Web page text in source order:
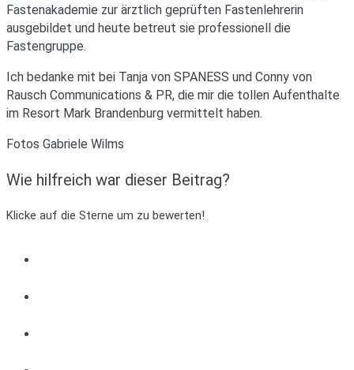
Fastenakademie zur ärztlich geprüften Fastenlehrerin
ausgebildet und heute betreut sie professionell die
Fastengruppe.
Ich bedanke mit bei Tanja von SPANESS und Conny von
Rausch Communications & PR, die mir die tollen Aufenthalte
im Resort Mark Brandenburg vermittelt haben.
Fotos Gabriele Wilms
Wie hilfreich war dieser Beitrag?
Klicke auf die Sterne um zu bewerten!